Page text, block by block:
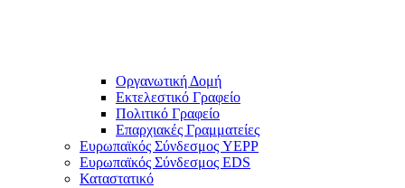
Οργανωτική Δομή
Εκτελεστικό Γραφείο
Πολιτικό Γραφείο
Επαρχιακές Γραμματείες
Ευρωπαϊκός Σύνδεσμος YEPP
Ευρωπαϊκός Σύνδεσμος EDS
Καταστατικό